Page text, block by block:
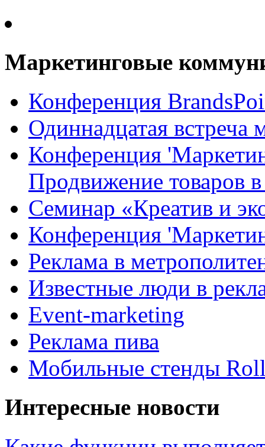
Маркетинговые
Конференция
Одиннадцатая
Конференция
Продвижение товаров
Семинар «Креатив и
Конференция
Реклама в
Известные люди в
Event-marketing
Реклама пива
Мобильные стенды
Интересные новости